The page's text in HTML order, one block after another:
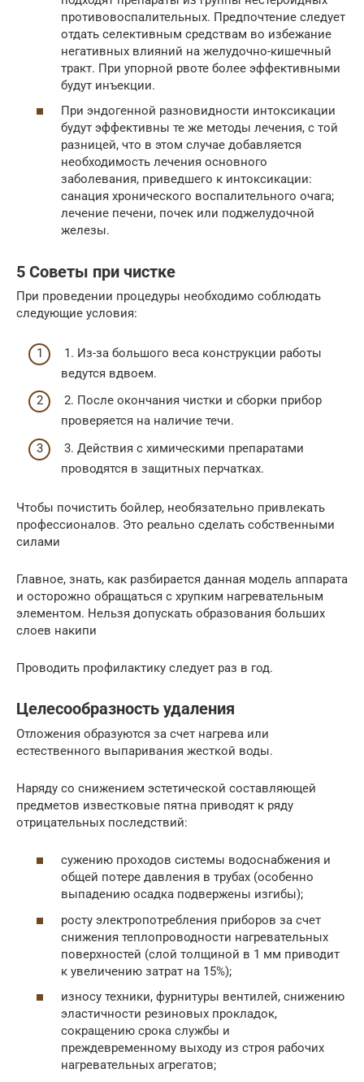
противовоспалительных. Предпочтение следует
отдать селективным средствам во избежание
негативных влияний на желудочно-кишечный
тракт. При упорной рвоте более эффективными
будут инъекции.
При эндогенной разновидности интоксикации
будут эффективны те же методы лечения, с той
разницей, что в этом случае добавляется
необходимость лечения основного
заболевания, приведшего к интоксикации:
санация хронического воспалительного очага;
лечение печени, почек или поджелудочной
железы.
5 Советы при чистке
При проведении процедуры необходимо соблюдать
следующие условия:
1. Из-за большого веса конструкции работы
ведутся вдвоем.
2. После окончания чистки и сборки прибор
проверяется на наличие течи.
3. Действия с химическими препаратами
проводятся в защитных перчатках.
Чтобы почистить бойлер, необязательно привлекать
профессионалов. Это реально сделать собственными
силами
Главное, знать, как разбирается данная модель аппарата
и осторожно обращаться с хрупким нагревательным
элементом. Нельзя допускать образования больших
слоев накипи
Проводить профилактику следует раз в год.
Целесообразность удаления
Отложения образуются за счет нагрева или
естественного выпаривания жесткой воды.
Наряду со снижением эстетической составляющей
предметов известковые пятна приводят к ряду
отрицательных последствий:
сужению проходов системы водоснабжения и
общей потере давления в трубах (особенно
выпадению осадка подвержены изгибы);
росту электропотребления приборов за счет
снижения теплопроводности нагревательных
поверхностей (слой толщиной в 1 мм приводит
к увеличению затрат на 15%);
износу техники, фурнитуры вентилей, снижению
эластичности резиновых прокладок,
сокращению срока службы и
преждевременному выходу из строя рабочих
нагревательных агрегатов;